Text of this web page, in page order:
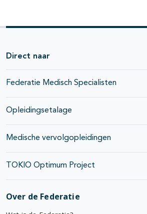
Direct naar
Federatie Medisch Specialisten
Opleidingsetalage
Medische vervolgopleidingen
TOKIO Optimum Project
Over de Federatie